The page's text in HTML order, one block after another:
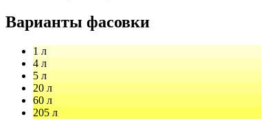
Варианты фасовки
1 л
4 л
5 л
20 л
60 л
205 л